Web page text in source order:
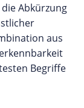
Abkürzung
aus
Begriffe